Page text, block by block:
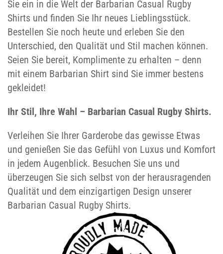
Sie ein in die Welt der Barbarian Casual Rugby
Shirts und finden Sie Ihr neues Lieblingsstück.
Bestellen Sie noch heute und erleben Sie den
Unterschied, den Qualität und Stil machen können.
Seien Sie bereit, Komplimente zu erhalten – denn
mit einem Barbarian Shirt sind Sie immer bestens
gekleidet!
Ihr Stil, Ihre Wahl – Barbarian Casual Rugby Shirts.
Verleihen Sie Ihrer Garderobe das gewisse Etwas
und genießen Sie das Gefühl von Luxus und Komfort
in jedem Augenblick. Besuchen Sie uns und
überzeugen Sie sich selbst von der herausragenden
Qualität und dem einzigartigen Design unserer
Barbarian Casual Rugby Shirts.